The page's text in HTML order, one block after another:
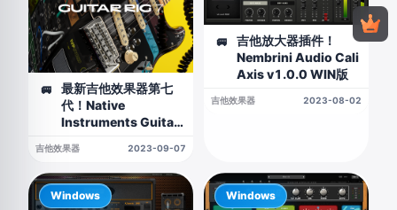
🚐
最新吉他效果器第七
代！Native
Instruments Guitar
WIN版（Team V.R）
吉他效果器 2023-09-07
🚐
吉他放大器插件！
Nembrini Audio Cali
Axis v1.0.0 WIN版
吉他效果器 2023-08-02
Windows Windows